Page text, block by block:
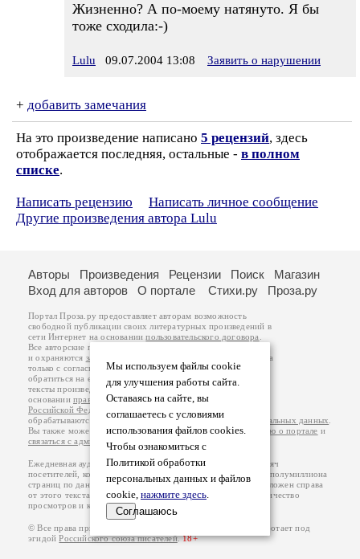
Жизненно? А по-моему натянуто. Я бы
тоже сходила:-)
Lulu 09.07.2004 13:08 Заявить о нарушении
+ добавить замечания
На это произведение написано 5 рецензий, здесь
отображается последняя, остальные - в полном
списке.
Написать рецензию
Написать личное сообщение
Другие произведения автора Lulu
Мы используем файлы cookie
для улучшения работы сайта.
Оставаясь на сайте, вы
соглашаетесь с условиями
использования файлов cookies.
Чтобы ознакомиться с
Политикой обработки
персональных данных и файлов
cookie, нажмите здесь.
Соглашаюсь
Авторы Произведения Рецензии Поиск
Магазин
Вход для авторов
О портале Стихи.ру Проза.ру
Портал Проза.ру предоставляет авторам возможность
свободной публикации своих литературных произведений в
сети Интернет на основаниипользовательского договора
Все авторские права на произведения принадлежат авторам
и охраняются законом
. Перепечатка произведений возможна
только с согласия его автора, к которому вы можете
обратиться на его авторской странице. Ответственность за
тексты произведений авторы несут самостоятельно на
основанииправил публикацииизаконодательства
Российской Федерации
обрабатываются на основанииПолитики обработки персональных данных
Вы также можете посмотреть более подробнуюинформацию о портале и
связаться с администрацией
Ежедневная аудитория портала Проза.ру – порядка 100 тысяч
посетителей, которые в общей сумме просматривают более полумиллиона
страниц по данным счетчика посещаемости, который расположен справа
от этого текста. В каждой графе указано по две цифры: количество
просмотров и количество посетителей.
© Все права принадлежат авторам, 2000-2026. Портал работает под
эгидойРоссийского союза писателей.18+